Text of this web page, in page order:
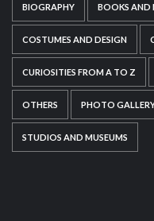
BIOGRAPHY BOOKS AND
COSTUMES AND DESIGN
CURIOSITIES FROM A TO Z
OTHERS PHOTO
STUDIOS AND MUSEUMS